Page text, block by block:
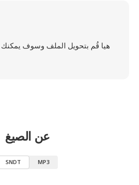
هيا قُم بتحويل الملف وسوف يمكنك
عن الصيغ
SNDT MP3